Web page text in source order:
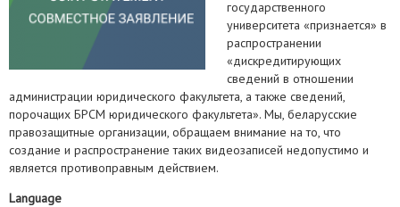
государственного
университета «признается» в
распространении
«дискредитирующих
сведений в отношении
администрации юридического факультета, а также сведений,
порочащих БРСМ юридического факультета». Мы, беларусские
правозащитные организации, обращаем внимание на то, что
создание и распространение таких видеозаписей недопустимо и
является противоправным действием.
Language